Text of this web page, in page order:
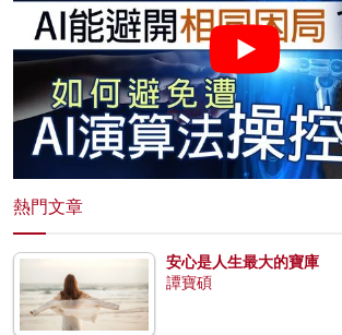
熱門文章
安心是人生最大的寶庫
譚寶碩